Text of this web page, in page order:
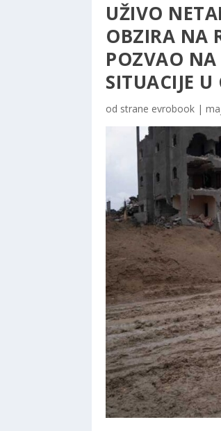
UŽIVO
OBZIRA NA
POZVAO NA
SITUACIJE U
od strane evrobook |